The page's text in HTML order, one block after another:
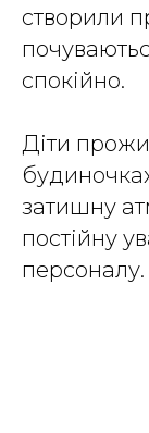
створили
спокійно.
Діти
затишну
постійну
персоналу.